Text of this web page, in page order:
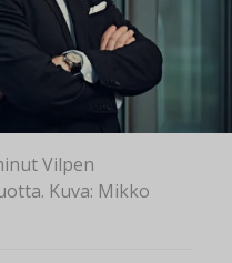
Vilpen
Kuva: Mikko